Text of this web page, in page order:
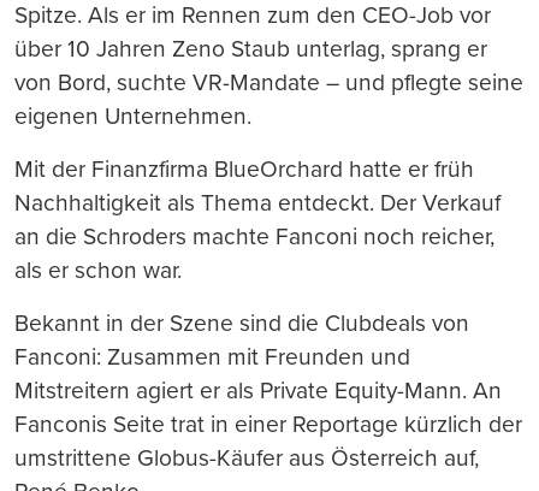
Spitze. Als er im Rennen zum den CEO-Job vor
über 10 Jahren Zeno Staub unterlag, sprang er
von Bord, suchte VR-Mandate – und pflegte seine
eigenen Unternehmen.
Mit der Finanzfirma BlueOrchard hatte er früh
Nachhaltigkeit als Thema entdeckt. Der Verkauf
an die Schroders machte Fanconi noch reicher,
als er schon war.
Bekannt in der Szene sind die Clubdeals von
Fanconi: Zusammen mit Freunden und
Mitstreitern agiert er als Private Equity-Mann. An
Fanconis Seite trat in einer Reportage kürzlich der
umstrittene Globus-Käufer aus Österreich auf,